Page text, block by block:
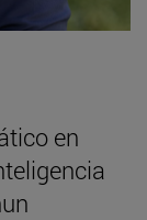
en